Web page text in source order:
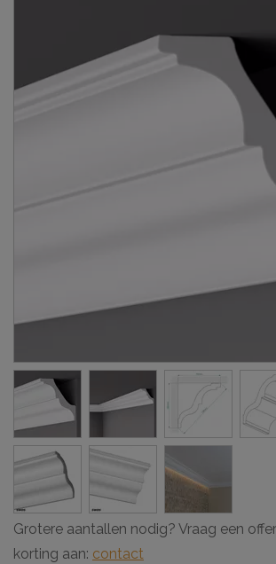
Grotere aantallen nodig? Vraag een
korting aan: contact